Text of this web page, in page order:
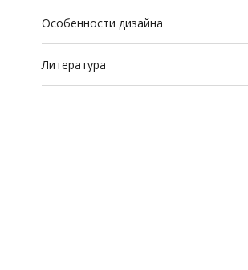
Особенности дизайна
Литература